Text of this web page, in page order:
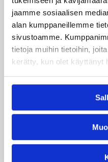
jaamme sosiaalisen
alan kumppaneillemme
sivustoamme.
tietoja muihin tietoihin,
kerätty, kun olet käyttänyt
Korisliiga
Katso myös